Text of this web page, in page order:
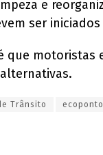
e
ser iniciados
que motoristas
Trânsito ecoponto